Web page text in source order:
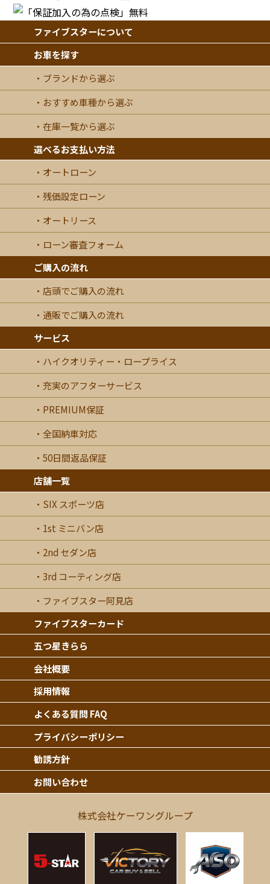
ファイブスターについて
お車を探す
ブランドから選ぶ
おすすめ車種から選ぶ
在庫一覧から選ぶ
選べるお支払い方法
オートローン
残価設定ローン
オートリース
ローン審査フォーム
ご購入の流れ
店頭でご購入の流れ
通販でご購入の流れ
サービス
ハイクオリティー・ロープライス
充実のアフターサービス
PREMIUM保証
全国納車対応
50日間返品保証
店舗一覧
SIX スポーツ店
1st ミニバン店
2nd セダン店
3rd コーティング店
ファイブスター阿見店
ファイブスターカード
五つ星きらら
会社概要
採用情報
よくある質問 FAQ
プライバシーポリシー
勧誘方針
お問い合わせ
株式会社ケーワングループ